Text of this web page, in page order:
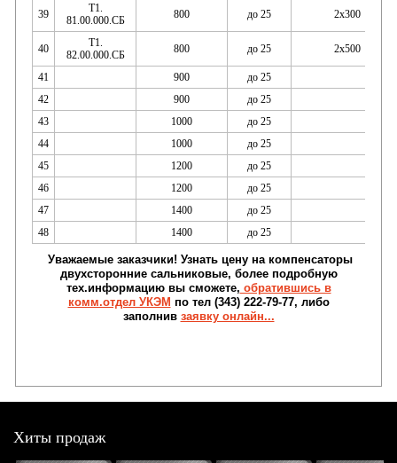
39
Т1.
81.00.000.СБ
800 до 25 2х300
40
Т1.
82.00.000.СБ
800 до 25 2х500
41 900
до 25
42
900
до 25
43
1000
до 25
44
1000
до 25
45
1200
до 25
46
1200
до 25
47
1400
до 25
48
1400 до 25
Уважаемые заказчики! Узнать цену на компенсаторы
двухсторонние сальниковые, более подробную
тех.информацию вы сможете, обратившись в
комм.отдел УКЭМ по тел (343) 222-79-77, либо
заполнив заявку онлайн...
Хиты продаж